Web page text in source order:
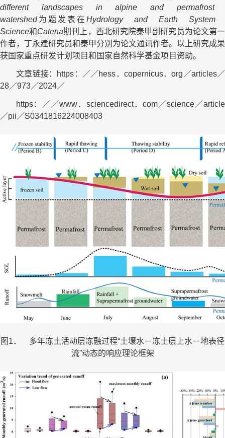
different landscapes in alpine and permafrost
watershed为题发表在 Hydrology and Earth System
Science和Catena期刊上，西北研究院秦甲副研究员为论文第一
作者，丁永建研究员和秦甲分别为论文通讯作者。以上研究成果
获国家重点研发计划项目和国家自然科学基金项目资助。
文章链接：
https：／／hess．copernicus．org／articles／
28／973／2024／
https：／／www．sciencedirect．com／science／article
／pii／S0341816224008403
图1． 多年冻土活动层冻融过程“土壤水－冻土层上水－地表径
流”动态的响应理论框架